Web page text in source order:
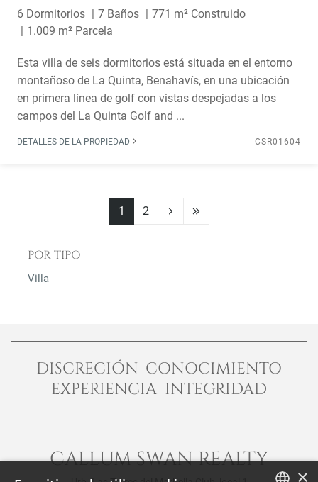
6 Dormitorios 7 Baños
771 m² Construido
1.009 m² Parcela
Esta villa de seis dormitorios está situada en el entorno
montañoso de La Quinta, Benahavís, en una ubicación
en primera línea de golf con vistas despejadas a los
campos del La Quinta Golf and ...
DETALLES DE LA PROPIEDAD CSR01604
1 2
POR TIPO
Villa
DISCRECIÓN CONOCIMIENTO
EXPERIENCIA INTEGRIDAD
CALLUM SWAN REALTY
×